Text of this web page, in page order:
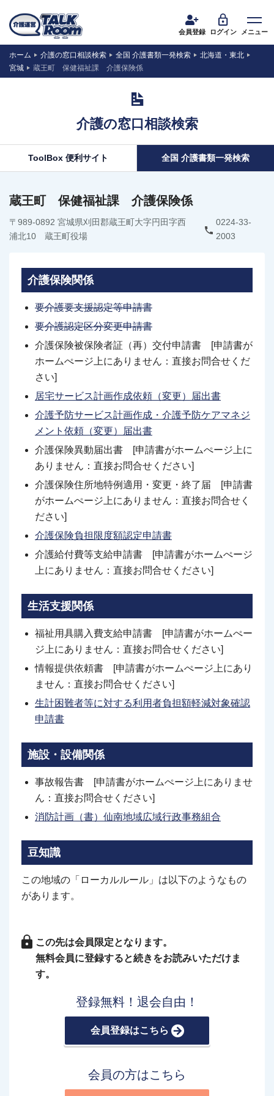
会員登録 ログイン メニュー
ホーム 介護の窓口相談検索 全国 介護書類一発検索
北海道・東北
宮城
蔵王町 保健福祉課 介護保険係
介護の窓口相談検索
ToolBox 便利サイト 全国 介護書類一発検索
蔵王町 保健福祉課 介護保険係
〒989-0892 宮城県刈田郡蔵王町大字円田字西
浦北10 蔵王町役場
0224-33-
2003
介護保険関係
要介護要支援認定等申請書
要介護認定区分変更申請書
介護保険被保険者証（再）交付申請書 [申請書が
ホームぺージ上にありません：直接お問合せくだ
さい]
居宅サービス計画作成依頼（変更）届出書
介護予防サービス計画作成・介護予防ケアマネジ
メント依頼（変更）届出書
介護保険異動届出書 [申請書がホームぺージ上に
ありません：直接お問合せください]
介護保険住所地特例適用・変更・終了届 [申請書
がホームぺージ上にありません：直接お問合せく
ださい]
介護保険負担限度額認定申請書
介護給付費等支給申請書 [申請書がホームぺージ
上にありません：直接お問合せください]
生活支援関係
福祉用具購入費支給申請書 [申請書がホームぺー
ジ上にありません：直接お問合せください]
情報提供依頼書 [申請書がホームぺージ上にあり
ません：直接お問合せください]
生計困難者等に対する利用者負担額軽減対象確認
申請書
施設・設備関係
事故報告書 [申請書がホームぺージ上にありませ
ん：直接お問合せください]
消防計画（書）仙南地域広域行政事務組合
豆知識
この地域の「ローカルルール」は以下のようなもの
があります。
この先は会員限定となります。
無料会員に登録すると続きをお読みいただけま
す。
登録無料！退会自由！
会員登録はこちら
会員の方はこちら